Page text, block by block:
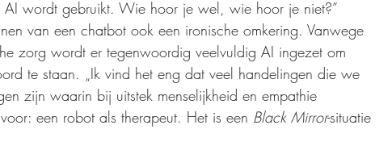
wordt gebruikt. Wie hoor je wel, wie hoor je niet?”
van een chatbot ook een ironische omkering. Vanwege
zorg wordt er tegenwoordig veelvuldig AI ingezet om
te staan. „Ik vind het eng dat veel handelingen die we
zijn waarin bij uitstek menselijkheid en empathie
een robot als therapeut. Het is een Black Mirror-situatie